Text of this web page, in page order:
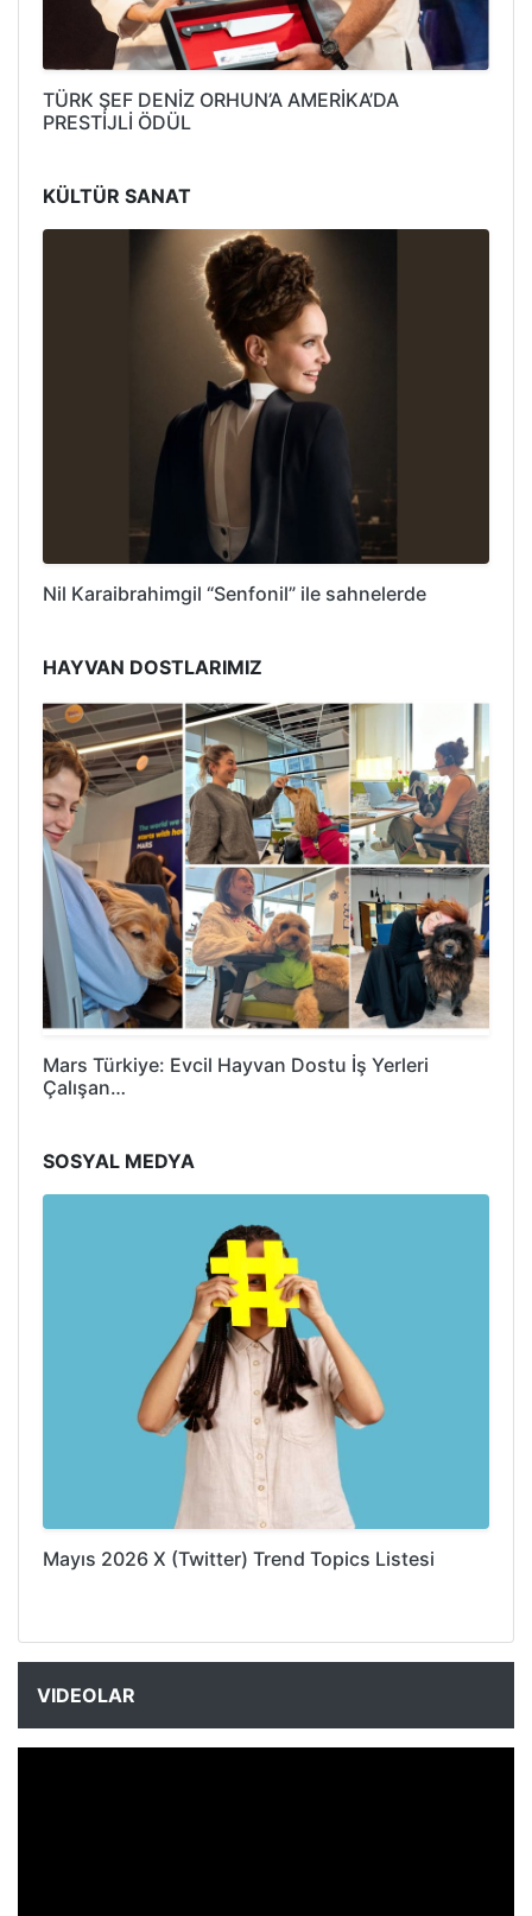
TÜRK ŞEF DENİZ ORHUN’A AMERİKA’DA
PRESTİJLİ ÖDÜL
KÜLTÜR SANAT
Nil Karaibrahimgil “Senfonil” ile sahnelerde
HAYVAN DOSTLARIMIZ
Mars Türkiye: Evcil Hayvan Dostu İş Yerleri
Çalışan…
SOSYAL MEDYA
Mayıs 2026 X (Twitter) Trend Topics Listesi
VIDEOLAR